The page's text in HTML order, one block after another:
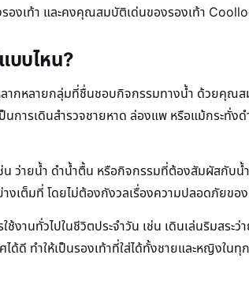
รองเท้า และคงคุณสมบัติเด่นของรองเท้า
บบไหน?
กหลายกลุ่มที่ชื่นชอบกิจกรรมทางน้ำ ด้วยคุณส
นการเดินสำรวจชายหาด ล่องแพ หรือแม้กระทั่
น ว่ายน้ำ ดำน้ำตื้น หรือกิจกรรมที่ต้องสัมผัสกับน้
งเต็มที่ โดยไม่ต้องกังวลเรื่องความปลอดภัยของ
ช้งานทั่วไปในชีวิตประจำวัน เช่น เดินเล่นริมสร
ดี ทำให้เป็นรองเท้าที่ใส่ได้ทั้งชายและหญิงใน